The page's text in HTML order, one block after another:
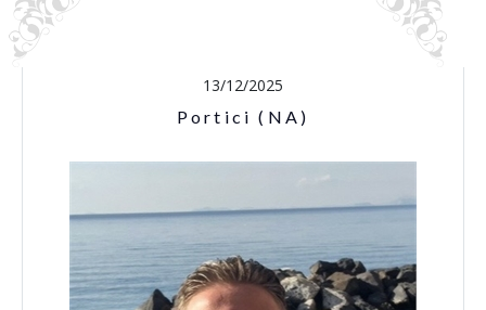
13/12/2025
Portici (NA)